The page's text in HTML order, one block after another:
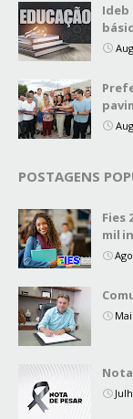
Ideb
POSTAGENS
Fies
mil